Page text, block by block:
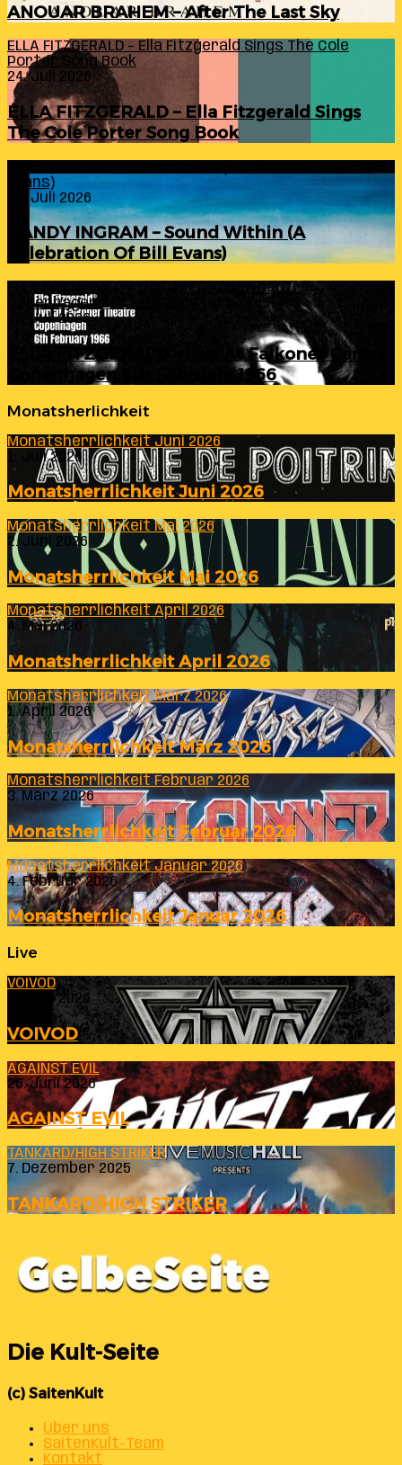
ANOUAR BRAHEM – After The Last Sky
ELLA FITZGERALD – Ella Fitzgerald Sings The Cole
Porter Song Book
24. Juli 2026
ELLA FITZGERALD – Ella Fitzgerald Sings
The Cole Porter Song Book
Evans)
24. Juli 2026
RANDY INGRAM – Sound Within (A
Celebration Of Bill Evans)
ELLA FITZGERALD – Live At Falkoner Centre
Copenhagen 6th February 1966
23. Juli 2026
ELLA FITZGERALD – Live At Falkoner Centre
Copenhagen 6th February 1966
Monatsherlichkeit
Monatsherrlichkeit Juni 2026
1. Juli 2026
Monatsherrlichkeit Juni 2026
Monatsherrlichkeit Mai 2026
2. Juni 2026
Monatsherrlichkeit Mai 2026
Monatsherrlichkeit April 2026
4. Mai 2026
Monatsherrlichkeit April 2026
Monatsherrlichkeit März 2026
1. April 2026
Monatsherrlichkeit März 2026
Monatsherrlichkeit Februar 2026
3. März 2026
Monatsherrlichkeit Februar 2026
Monatsherrlichkeit Januar 2026
4. Februar 2026
Monatsherrlichkeit Januar 2026
Live
VOIVOD
23. Juli 2026
VOIVOD
AGAINST EVIL
26. Juni 2026
AGAINST EVIL
TANKARD/HIGH STRIKER
7. Dezember 2025
TANKARD/HIGH STRIKER
Die Kult-Seite
(c) SaitenKult
Über uns
SaitenKult-Team
Kontakt